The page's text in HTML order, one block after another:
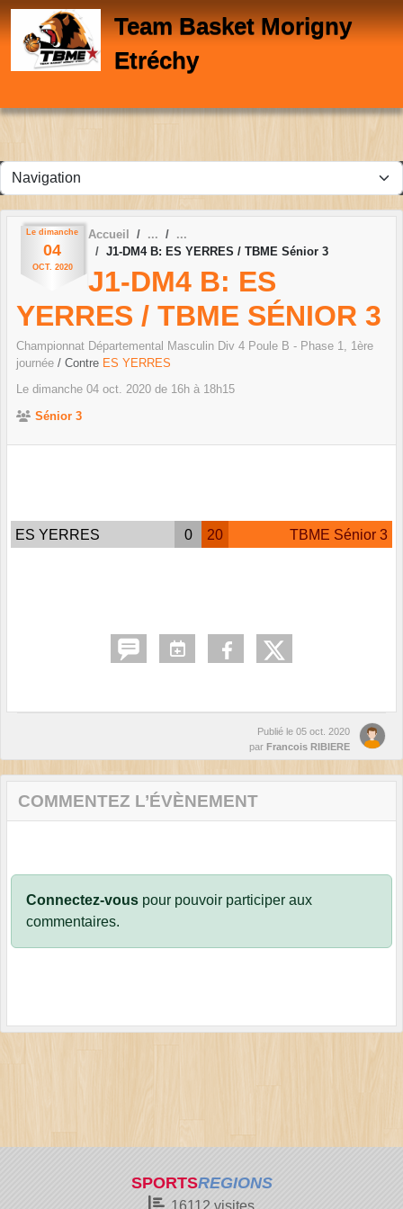
Team Basket Morigny
Etréchy
Le dimanche
04
OCT. 2020
Accueil
J1-DM4 B: ES YERRES / TBME Sénior 3
J1-DM4 B: ES
YERRES / TBME SÉNIOR 3
Championnat Départemental Masculin Div 4 Poule B - Phase 1, 1ère
journée / Contre ES YERRES
Le dimanche 04 oct. 2020 de 16h à 18h15
Sénior 3
ES YERRES 0 20 TBME Sénior 3
Publié le 05 oct. 2020
par Francois RIBIERE
COMMENTEZ L’ÉVÈNEMENT
Connectez-vous pour pouvoir participer aux
commentaires.
SPORTSREGIONS
16112 visites
Panneau de gestion des cookies